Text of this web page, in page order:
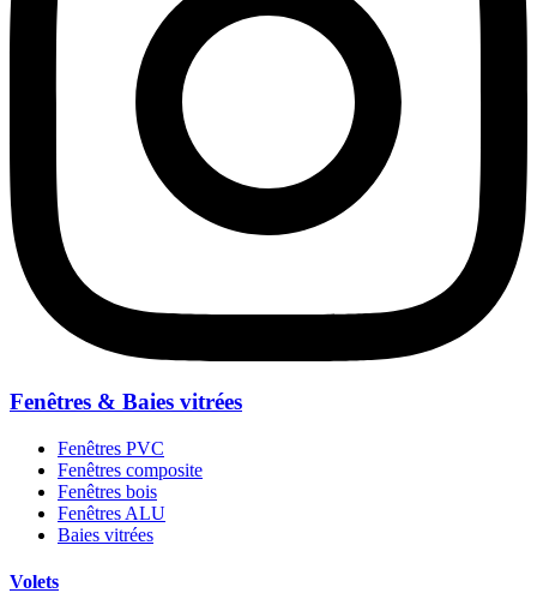
Fenêtres & Baies vitrées
Fenêtres PVC
Fenêtres composite
Fenêtres bois
Fenêtres ALU
Baies vitrées
Volets